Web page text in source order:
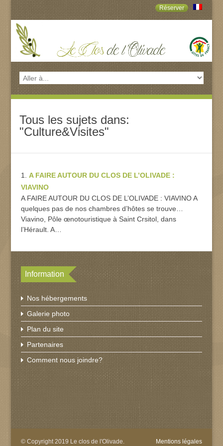
Réserver
Tous les sujets dans:
"Culture&Visites"
A FAIRE AUTOUR DU CLOS DE L’OLIVADE :
VIAVINO
A FAIRE AUTOUR DU CLOS DE L’OLIVADE : VIAVINO A
quelques pas de nos chambres d’hôtes se trouve…
Viavino, Pôle œnotouristique à Saint Crsitol, dans
l’Hérault. A…
Information
Nos hébergements
Galerie photo
Plan du site
Partenaires
Comment nous joindre?
© Copyright 2019 Le clos de l'Olivade. Mentions légales